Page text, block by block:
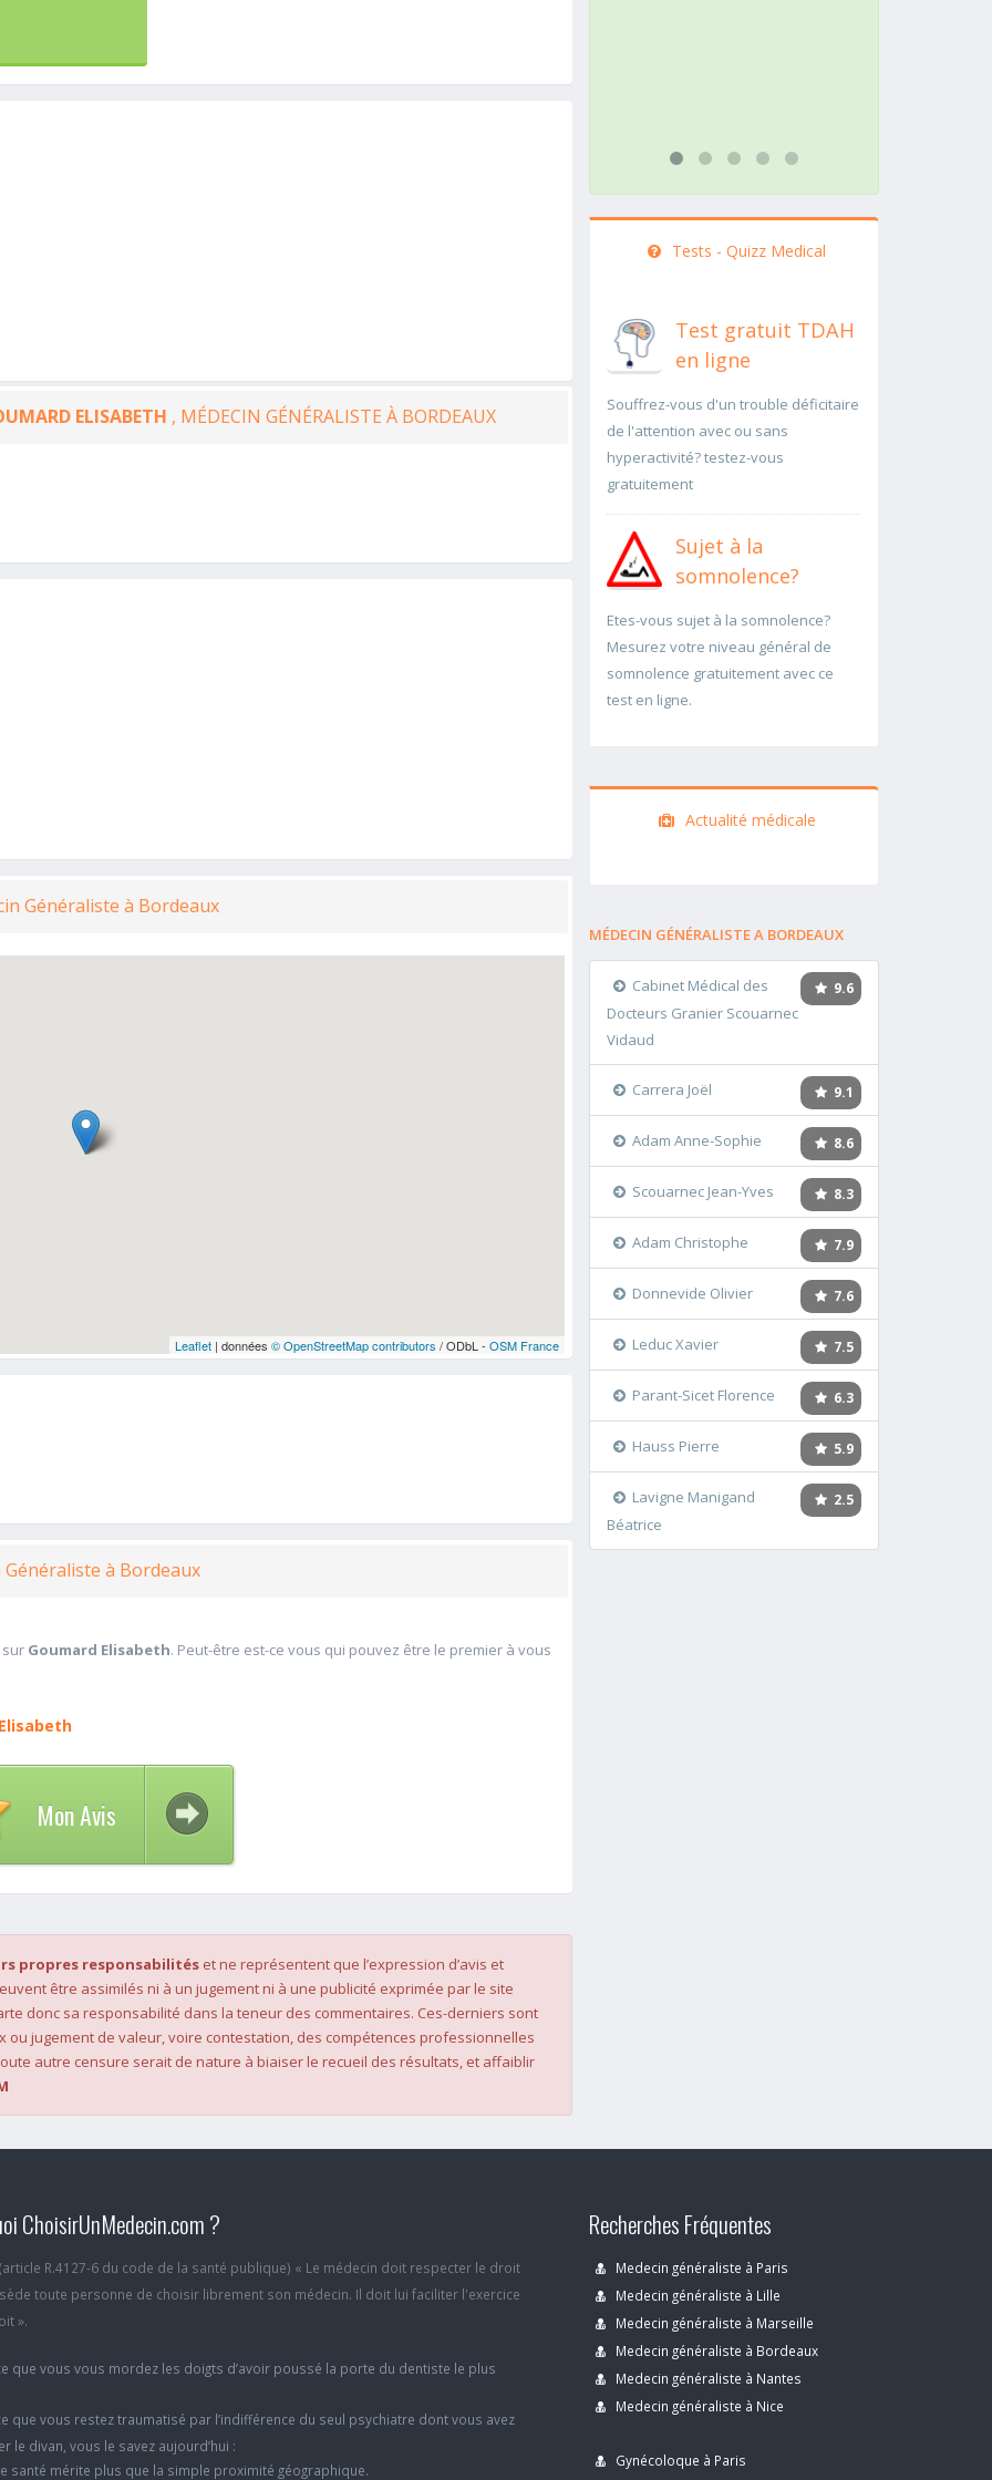
ELISABETH , MÉDECIN GÉNÉRALISTE À BORDEAUX
Généraliste à Bordeaux
Leaflet| données © OpenStreetMap contributors / ODbL - OSM France
Généraliste à Bordeaux
Goumard Elisabeth. Peut-être est-ce vous qui pouvez être le premier à vous
Mon Avis
propres responsabilités et ne représentent que l’expression d’avis et
être assimilés ni à un jugement ni à une publicité exprimée par le site
donc sa responsabilité dans la teneur des commentaires. Ces-derniers sont
jugement de valeur, voire contestation, des compétences professionnelles
autre censure serait de nature à biaiser le recueil des résultats, et affaiblir
Tests - Quizz Medical
Test gratuit TDAH
en ligne
Souffrez-vous d'un trouble déficitaire
de l'attention avec ou sans
hyperactivité? testez-vous
gratuitement
Sujet à la
somnolence?
Etes-vous sujet à la somnolence?
Mesurez votre niveau général de
somnolence gratuitement avec ce
test en ligne.
Actualité médicale
MÉDECIN GÉNÉRALISTE A BORDEAUX
9.6
Cabinet Médical des
Docteurs Granier Scouarnec
Vidaud
9.1
Carrera Joël
8.6
Adam Anne-Sophie
8.3
Scouarnec Jean-Yves
7.9
Adam Christophe
7.6
Donnevide Olivier
7.5
Leduc Xavier
6.3
Parant-Sicet Florence
5.9
Hauss Pierre
2.5
Lavigne Manigand
Béatrice
ChoisirUnMedecin.com ?
R.4127-6 du code de la santé publique) « Le médecin doit respecter le droit
toute personne de choisir librement son médecin. Il doit lui faciliter l'exercice
».
que vous vous mordez les doigts d’avoir poussé la porte du dentiste le plus
que vous restez traumatisé par l’indifférence du seul psychiatre dont vous avez
le divan, vous le savez aujourd’hui :
santé mérite plus que la simple proximité géographique.
Recherches Fréquentes
Medecin généraliste à Paris
Medecin généraliste à Lille
Medecin généraliste à Marseille
Medecin généraliste à Bordeaux
Medecin généraliste à Nantes
Medecin généraliste à Nice
Gynécoloque à Paris